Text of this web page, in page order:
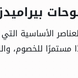
الأساسية
للخصوم،